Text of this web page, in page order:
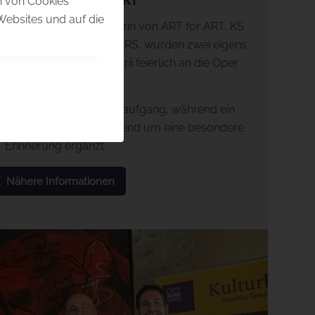
und auf die
Geschäftsführerin von ART for ART, KS
der Oper BURG GARS, wurden zwei eigens
japanische Torii feierlich an die Oper
Gäste am Tribünenaufgang, während ein
Fotopoint den Opernabend um eine besondere
Erinnerung ergänzt.
Nähere Informationen